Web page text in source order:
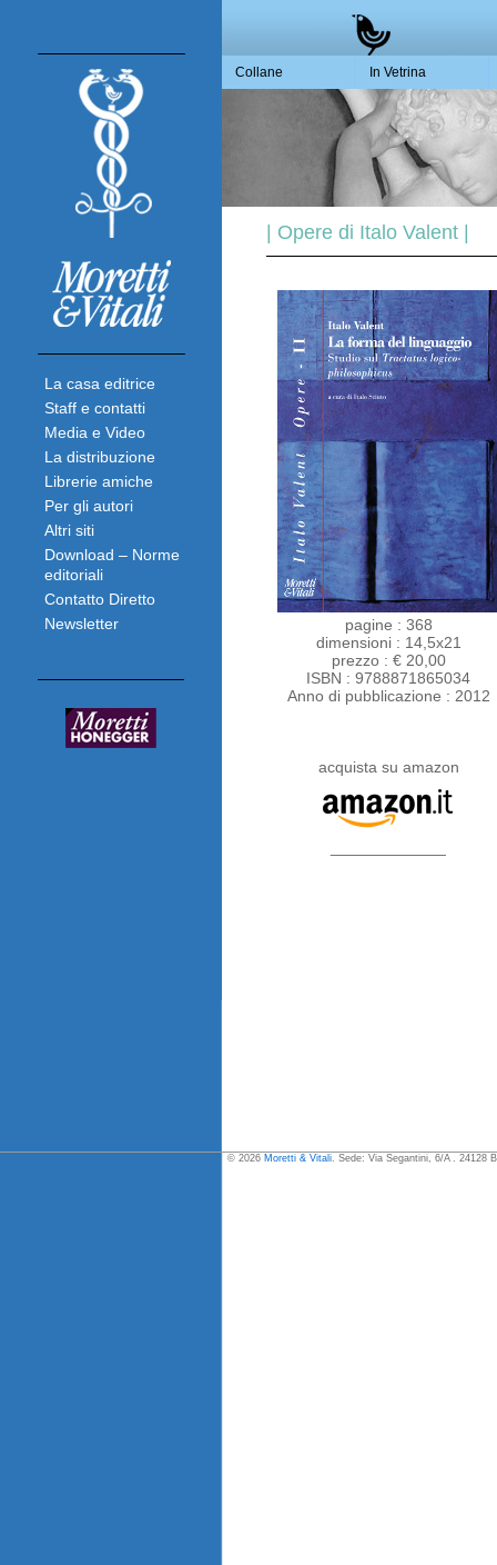
La casa editrice
Staff e contatti
Media e Video
La distribuzione
Librerie amiche
Per gli autori
Altri siti
Download – Norme
editoriali
Contatto Diretto
Newsletter
Collane In Vetrina
| Opere di Italo Valent |
pagine : 368
dimensioni : 14,5x21
prezzo : € 20,00
ISBN : 9788871865034
Anno di pubblicazione : 2012
acquista su amazon
© 2026 Moretti & Vitali . Sede: Via Segantini, 6/A . 24128